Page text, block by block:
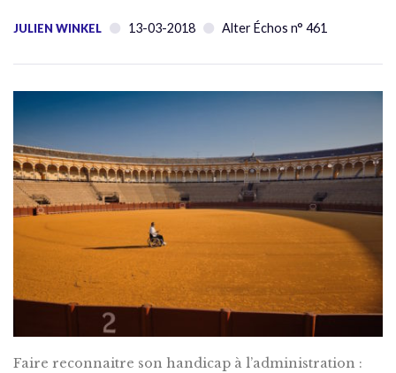
JULIEN WINKEL 13-03-2018 Alter Échos n° 461
Faire reconnaitre son handicap à l’administration :